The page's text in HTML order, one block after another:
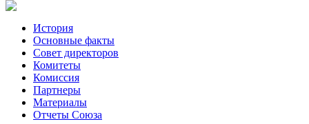
История
Основные факты
Совет директоров
Комитеты
Комиссия
Партнеры
Материалы
Отчеты Союза